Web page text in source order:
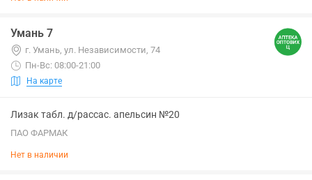
Умань 7
г. Умань, ул. Независимости, 74
Пн-Вс: 08:00-21:00
На карте
Лизак табл. д/рассас. апельсин №20
ПАО ФАРМАК
Нет в наличии